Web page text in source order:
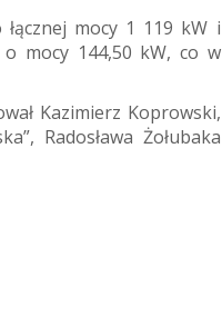
mocy 1 119 kW i
o mocy 144,50 kW, co w
Kazimierz Koprowski,
Radosława Żołubaka